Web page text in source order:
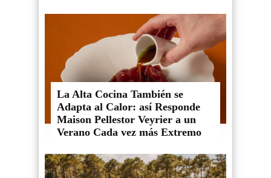
La Alta Cocina También se
Adapta al Calor: así Responde
Maison Pellestor Veyrier a un
Verano Cada vez más Extremo